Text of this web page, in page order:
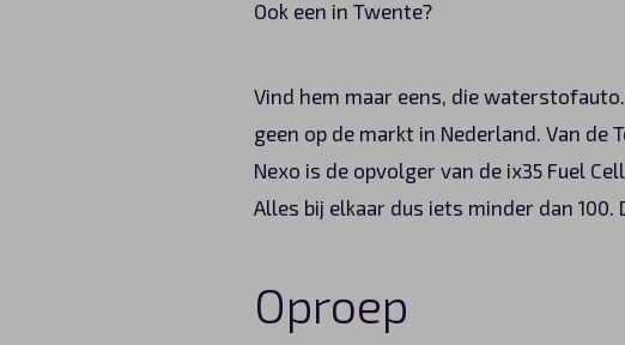
Ook een in Twente?
Vind hem maar eens, die
geen op de markt in Nederland. Van de
Nexo is de opvolger van de ix35 Fuel
Alles bij elkaar dus iets minder dan
Oproep